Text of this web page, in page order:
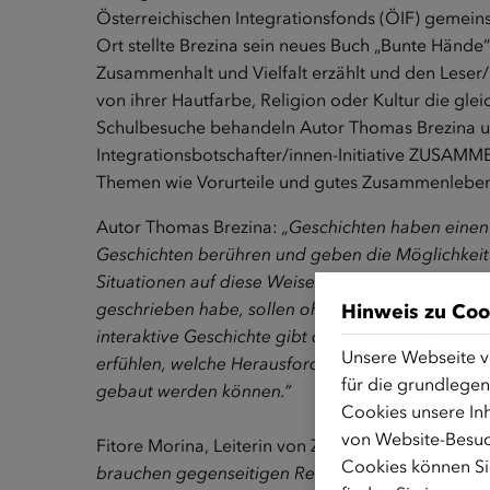
Österreichischen Integrationsfonds (ÖIF)
Ort stellte Brezina sein neues Buch „Bunte
Zusammenhalt und Vielfalt erzählt und den
von ihrer Hautfarbe, Religion oder Kultur die
Schulbesuche behandeln Autor Thomas
Integrationsbotschafter/innen-Initiative
Themen wie Vorurteile und gutes
Autor Thomas Brezina: „Geschichten haben
Geschichten berühren und geben die
Situationen auf diese Weise besser zu verstehen.
geschrieben habe, sollen ohne Belehrung Ideen
interaktive Geschichte gibt darüber hinaus die
erfühlen, welche Herausforderungen es gibt,
gebaut werden können.“
Fitore Morina, Leiterin von
brauchen gegenseitigen Respekt und
Hinweis zu
Unsere Webseite
für die
Cookies unsere
von Website-
Cookies können